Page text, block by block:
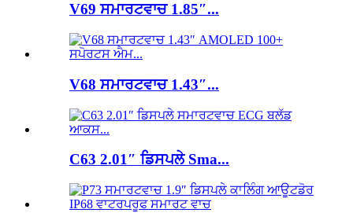
V69 ਸਮਾਰਟਵਾਚ 1.85″...
V68 ਸਮਾਰਟਵਾਚ 1.43″...
C63 2.01″ ਡਿਸਪਲੇ Sma...